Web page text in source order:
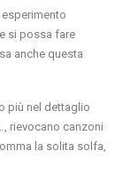
si possa fare
anche questa
più nel dettaglio
rievocano canzoni
la solita solfa,